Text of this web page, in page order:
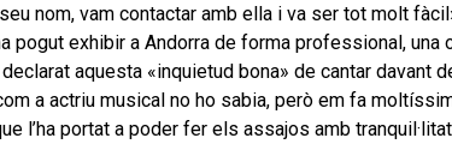
nom, vam contactar amb ella i va ser tot molt
pogut exhibir a Andorra de forma professional,
aquesta «inquietud bona» de cantar davant
a actriu musical no ho sabia, però em fa
l’ha portat a poder fer els assajos amb